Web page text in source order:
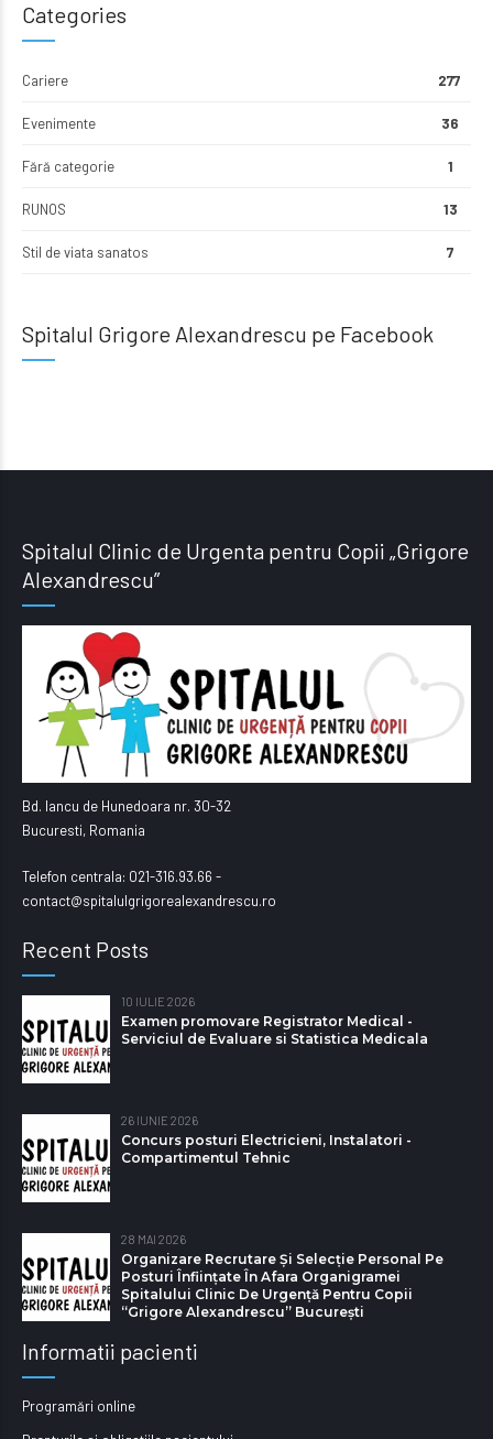
Categories
Cariere 277
Evenimente 36
Fără categorie 1
RUNOS 13
Stil de viata sanatos 7
Spitalul Grigore Alexandrescu pe Facebook
Spitalul Clinic de Urgenta pentru Copii „Grigore
Alexandrescu”
Bd. Iancu de Hunedoara nr. 30-32
Bucuresti, Romania
Telefon centrala: 021-316.93.66 -
contact@spitalulgrigorealexandrescu.ro
Recent Posts
10 IULIE 2026
Examen promovare Registrator Medical -
Serviciul de Evaluare si Statistica Medicala
26 IUNIE 2026
Concurs posturi Electricieni, Instalatori -
Compartimentul Tehnic
28 MAI 2026
Organizare Recrutare Și Selecție Personal Pe
Posturi Înființate În Afara Organigramei
Spitalului Clinic De Urgență Pentru Copii
“Grigore Alexandrescu” Bucureşti
Informatii pacienti
Programări online